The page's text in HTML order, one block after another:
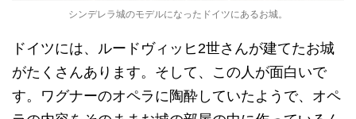
シンデレラ城のモデルになったドイツにあるお城。
ドイツには、ルードヴィッヒ2世さんが建てたお城
がたくさんあります。そして、この人が面白いで
す。ワグナーのオペラに陶酔していたようで、オペ